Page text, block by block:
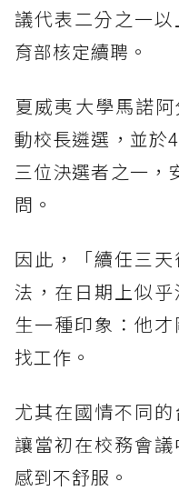
議代表二分之一
育部核定續聘。
夏威夷大學馬諾
動校長遴選，並於
三位決選者之一，
問。
因此，「續任三
法，在日期上似
生一種印象：他
找工作。
尤其在國情不同
讓當初在校務會
感到不舒服。